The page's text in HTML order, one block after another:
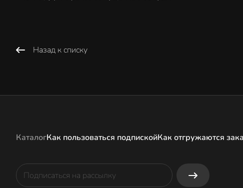
Назад к списку
КаталогКак пользоваться подпискойКак отгружаются